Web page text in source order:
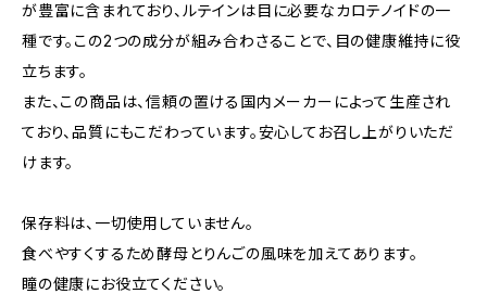
が豊富に含まれており、ルテインは目に必要なカロテノイドの一
種です。この2つの成分が組み合わさることで、目の健康維持に役
立ちます。
また、この商品は、信頼の置ける国内メーカーによって生産され
ており、品質にもこだわっています。安心してお召し上がりいただ
けます。
保存料は、一切使用していません。
食べやすくするため酵母とりんごの風味を加えてあります。
瞳の健康にお役立てください。